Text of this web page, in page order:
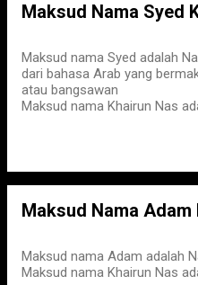
Maksud Nama Syed
Maksud nama Syed adalah
dari bahasa Arab yang
atau bangsawan
Maksud nama Khairun Nas
Maksud Nama Adam
Maksud nama Adam adalah
Maksud nama Khairun Nas